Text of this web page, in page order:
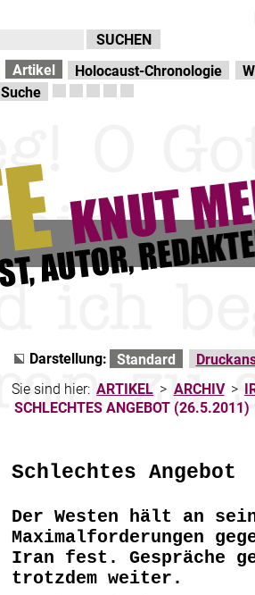
Artikel Holocaust-Chronologie
Suche
Darstellung: Standard
Sie sind hier: ARTIKEL > ARCHIV >
SCHLECHTES ANGEBOT (26.5.2011)
Schlechtes Angebot
Der Westen hält an
Maximalforderungen
Iran fest. Gespräche
trotzdem weiter.